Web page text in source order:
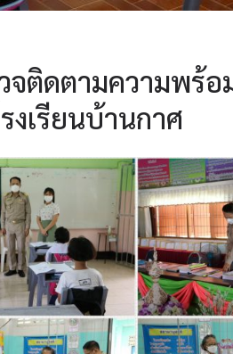
จติดตามความพร้อ
งเรียนบ้านกาศ